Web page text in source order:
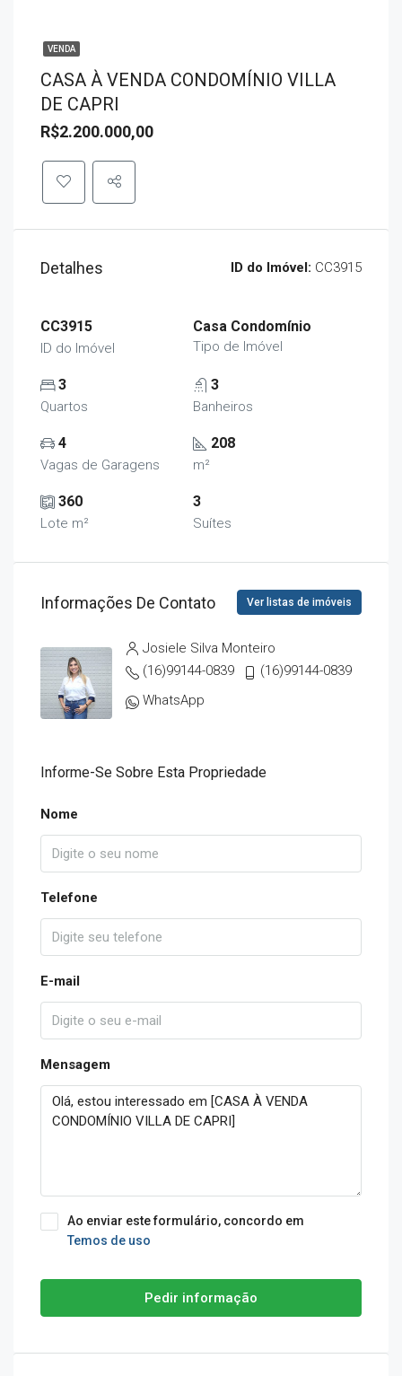
VENDA
CASA À VENDA CONDOMÍNIO VILLA
DE CAPRI
R$2.200.000,00
Detalhes ID do Imóvel: CC3915
CC3915
ID do Imóvel
Casa Condomínio
Tipo de Imóvel
3
Quartos
3
Banheiros
4
Vagas de Garagens
208
m²
360
Lote m²
3
Suítes
Informações De Contato Ver listas de imóveis
Josiele Silva Monteiro
(16)99144-0839
(16)99144-0839
WhatsApp
Informe-Se Sobre Esta Propriedade
Nome
Telefone
E-mail
Mensagem
Ao enviar este formulário, concordo em
Temos de uso
Pedir informação